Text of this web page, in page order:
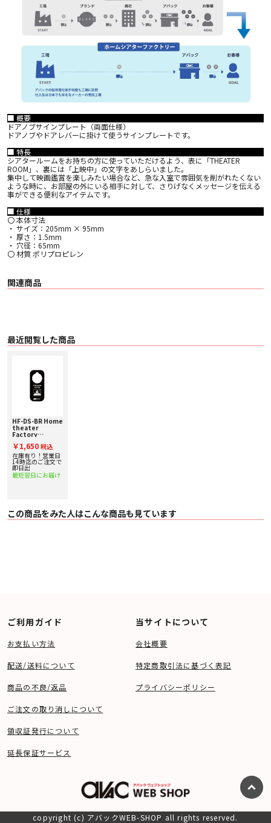
■ 概要
ドアノブサインプレート（両面仕様）
ドアノブやドアレバーに掛けて使うサインプレートです。
■ 特長
シアタールームをお持ちの方に使っていただけるよう、表に「THEATER
ROOM」、裏には「上映中」の文字をあしらいました。
集中して映画鑑賞を楽しみたい場合など、急な入室で雰囲気を削がれたくない
ような時に、お部屋の外にいる相手に対して、さりげなくメッセージを伝える
事ができる便利なアイテムです。
■ 仕様
〇 本体寸法
・ サイズ：205mm × 95mm
・ 厚さ：1.5mm
・ 穴径：65mm
〇 材質 ポリプロピレン
関連商品
最近閲覧した商品
HF-DS-BR Home
theater
Factory
avac [ホームシア
ターファクトリ
ー] ドアノブサイ
ンプレート
￥1,650 税込
在庫有り！営業日
14時迄のご注文で
即日出
最短翌日にお届け
この商品をみた人はこんな商品も見ています
ご利用ガイド
お支払い方法
配送/送料について
商品の不良/返品
ご注文の取り消しについて
領収証発行について
延長保証サービス
当サイトについて
会社概要
特定商取引法に基づく表記
プライバシーポリシー
copyright (c) アバックWEB-SHOP all rights reserved.